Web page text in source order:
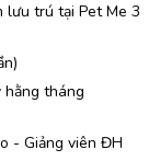
lưu trú tại Pet Me 3
tháng
- Giảng viên ĐH